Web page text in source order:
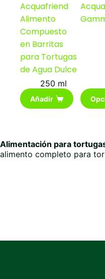
Acquafriend
Alimento
Compuesto
en Barritas
para Tortugas
de Agua Dulce
250 ml
Añadir
Este
Las
Alimentación para
alimento completo para